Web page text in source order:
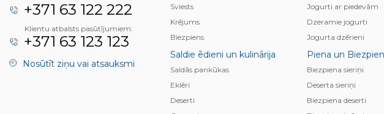
+371 63 122 222
Klientu atbalsts pasūtījumiem:
+371 63 123 123
Nosūtīt ziņu vai atsauksmi
Sviests
Krējums
Biezpiens
Jogurti ar piedevām
Dzeramie jogurti
Jogurta dzērieni
Saldie ēdieni un kulinārija
Saldās pankūkas
Eklēri
Deserti
Biezpiena sieriņi
Deserta sieriņi
Biezpiena deserti